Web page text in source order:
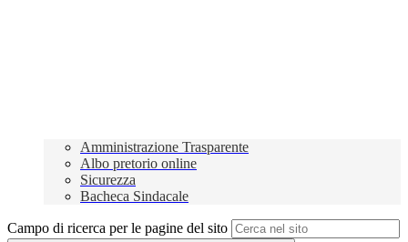
Amministrazione Trasparente
Albo pretorio online
Sicurezza
Bacheca Sindacale
Campo di ricerca per le pagine del sito